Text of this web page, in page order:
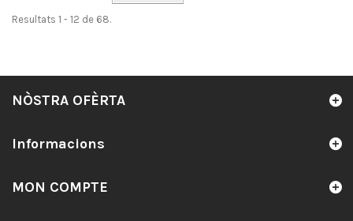
Resultats 1 - 12 de 68.
NÒSTRA OFÈRTA
Informacions
MON COMPTE